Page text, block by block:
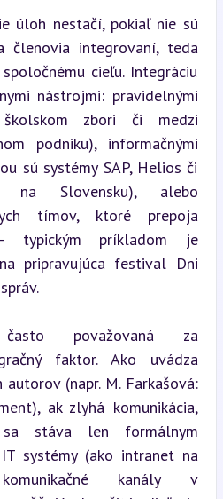
úloh nestačí, pokiaľ nie sú
členovia integrovaní, teda
cieľu. Integráciu
nástrojmi: pravidelnými
zbori či medzi
podniku), informačnými
sú systémy SAP, Helios či
na Slovensku), alebo
tímov, ktoré prepoja
typickým príkladom je
pripravujúca festival Dni
považovaná za
faktor. Ako uvádza
(napr. M. Farkašová:
ak zlyhá komunikácia,
stáva len formálnym
systémy (ako intranet na
kanály v